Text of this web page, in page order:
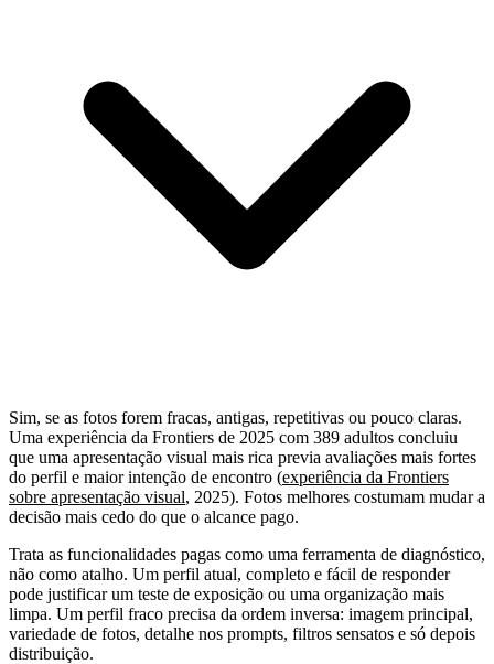
Sim, se as fotos forem fracas, antigas, repetitivas ou pouco claras.
Uma experiência da Frontiers de 2025 com 389 adultos concluiu
que uma apresentação visual mais rica previa avaliações mais fortes
do perfil e maior intenção de encontro (experiência da Frontiers
sobre apresentação visual, 2025). Fotos melhores costumam mudar a
decisão mais cedo do que o alcance pago.
Trata as funcionalidades pagas como uma ferramenta de diagnóstico,
não como atalho. Um perfil atual, completo e fácil de responder
pode justificar um teste de exposição ou uma organização mais
limpa. Um perfil fraco precisa da ordem inversa: imagem principal,
variedade de fotos, detalhe nos prompts, filtros sensatos e só depois
distribuição.